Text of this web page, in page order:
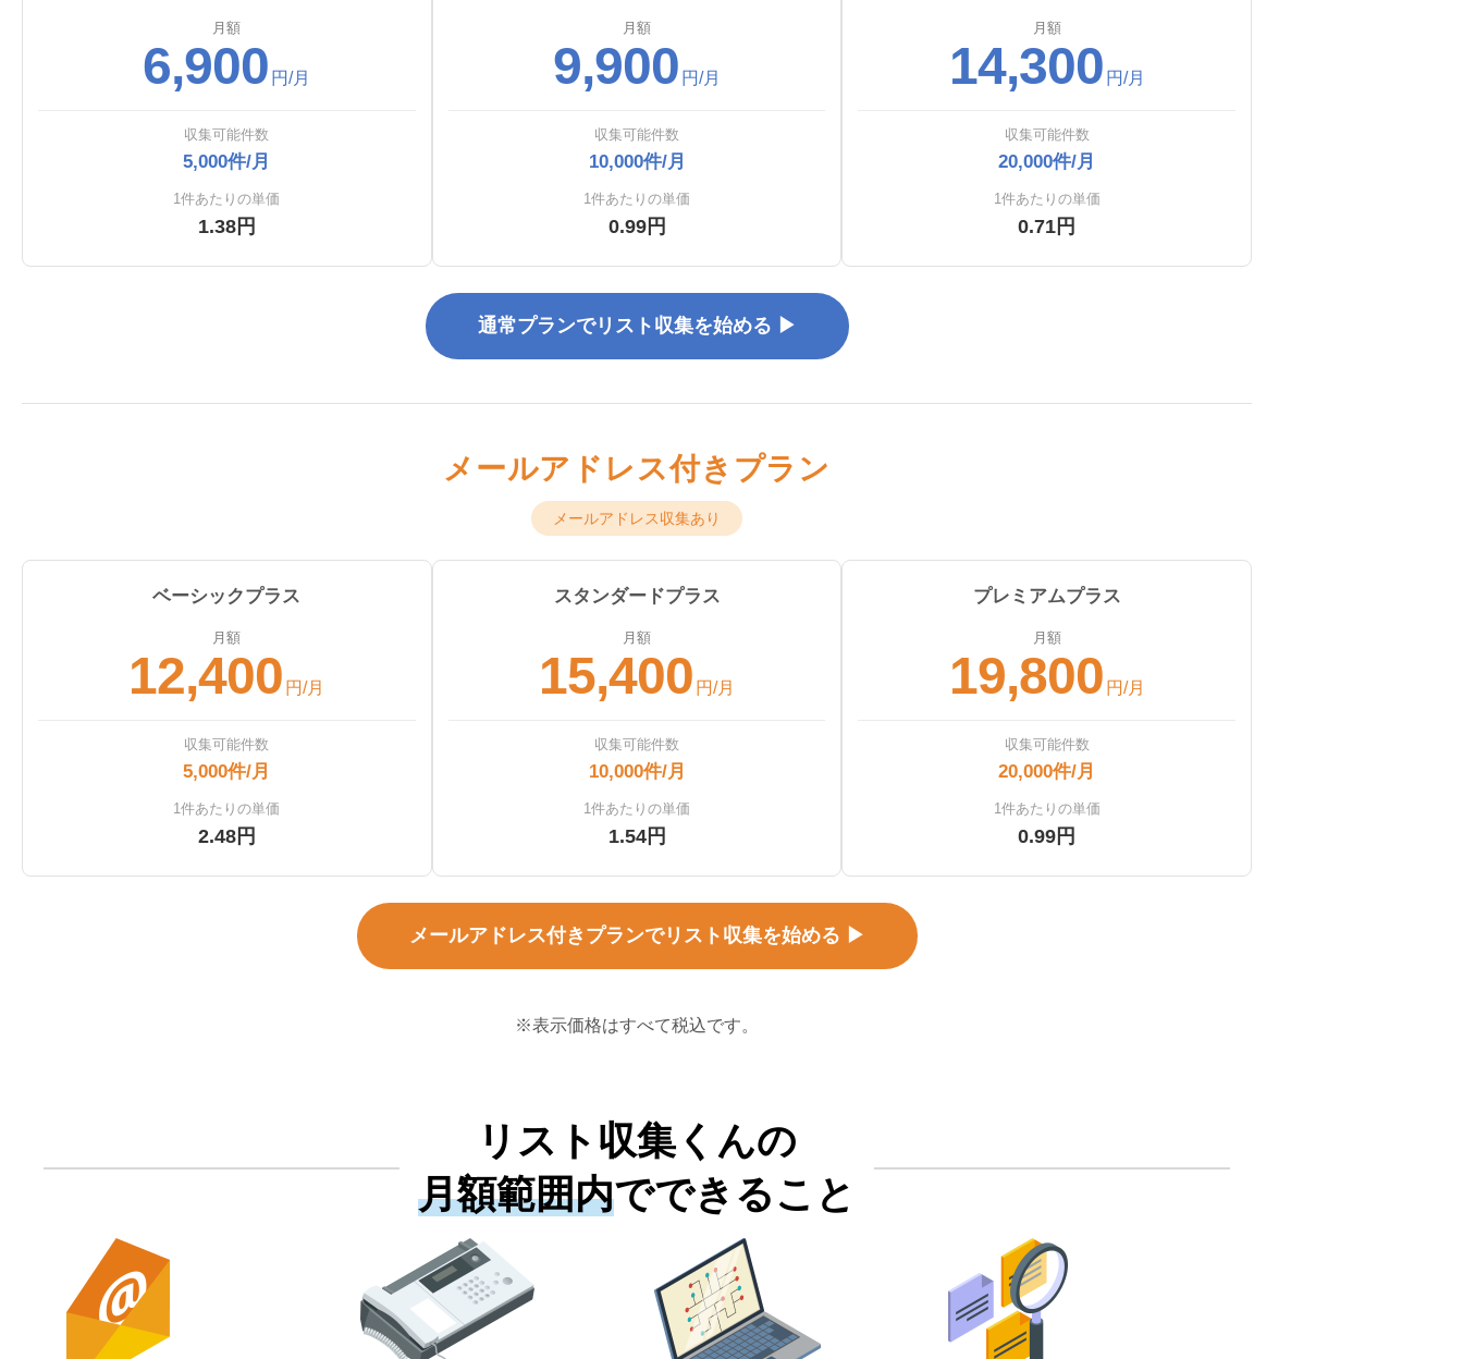
月額
6,900 円/月
収集可能件数
5,000件/月
1件あたりの単価
1.38円
月額
9,900 円/月
収集可能件数
10,000件/月
1件あたりの単価
0.99円
月額
14,300 円/月
収集可能件数
20,000件/月
1件あたりの単価
0.71円
通常プランでリスト収集を始める ▶
メールアドレス付きプラン
メールアドレス収集あり
ベーシックプラス
月額
12,400 円/月
収集可能件数
5,000件/月
1件あたりの単価
2.48円
スタンダードプラス
月額
15,400 円/月
収集可能件数
10,000件/月
1件あたりの単価
1.54円
プレミアムプラス
月額
19,800 円/月
収集可能件数
20,000件/月
1件あたりの単価
0.99円
メールアドレス付きプランでリスト収集を始める ▶
※表示価格はすべて税込です。
リスト収集くんの
月額範囲内でできること